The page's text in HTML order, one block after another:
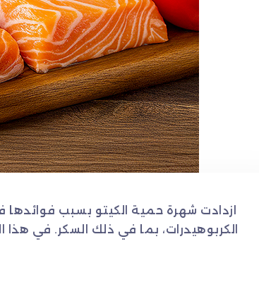
ازدادت شهرة حمية الكيتو بسبب
الكربوهيدرات، بما في ذلك السكر. في